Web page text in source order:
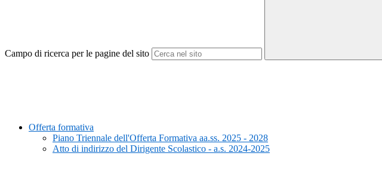
Campo di ricerca per le pagine del sito
Offerta formativa
Piano Triennale dell'Offerta Formativa aa.ss. 2025 - 2028
Atto di indirizzo del Dirigente Scolastico - a.s. 2024-2025